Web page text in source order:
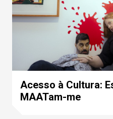
Acesso à Cultura:
MAATam-me